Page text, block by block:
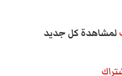
لمشاهدة كل جديد